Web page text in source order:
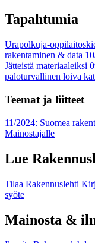
Tapahtumia
Urapolkuja-
rakentaminen & data
Jätteistä materiaaleiksi
paloturvallinen loiva
Teemat ja liitteet
11/2024: Suomea
Mainostajalle
Lue
Tilaa Rakennuslehti
syöte
Mainosta &